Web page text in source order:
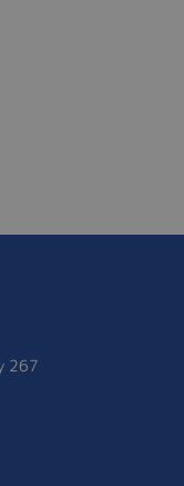
267